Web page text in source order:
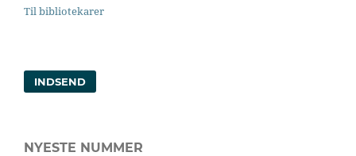
Til bibliotekarer
INDSEND
NYESTE NUMMER